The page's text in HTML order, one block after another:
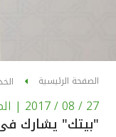
الصفحة الرئيسية
27 / 08 / 2017
|
"بيتك" يشارك فى